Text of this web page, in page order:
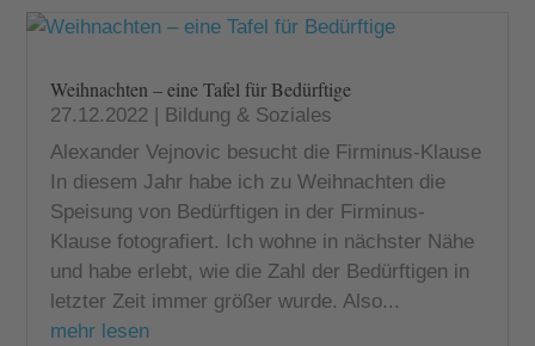
Weihnachten – eine Tafel für Bedürftige
27.12.2022 | Bildung & Soziales
Alexander Vejnovic besucht die Firminus-Klause
In diesem Jahr habe ich zu Weihnachten die
Speisung von Bedürftigen in der Firminus-
Klause fotografiert. Ich wohne in nächster Nähe
und habe erlebt, wie die Zahl der Bedürftigen in
letzter Zeit immer größer wurde. Also...
mehr lesen